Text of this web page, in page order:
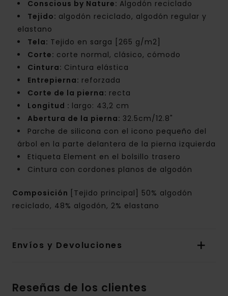
Conscious by Nature: Algodón reciclado
Tejido: algodón reciclado, algodón regular y
elastano
Tela: Tejido en sarga [265 g/m2]
Corte: corte normal, clásico, cómodo
Cintura: Cintura elástica
Entrepierna: reforzada
Corte de la pierna: recta
Longitud : largo: 43,2 cm
Abertura de la pierna: 32.5cm/12.8"
Parche de silicona con el icono pequeño del
árbol en la parte delantera de la pierna izquierda
Etiqueta Element en el bolsillo trasero
Cintura con cordones planos de algodón
Composición
[Tejido principal] 50% algodón
reciclado, 48% algodón, 2% elastano
Envíos y Devoluciones
Reseñas de los clientes